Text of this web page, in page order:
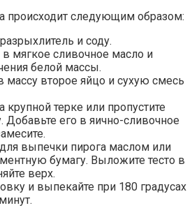
происходит следующим образом:
и соду.
мягкое сливочное масло и
белой массы.
массу второе яйцо и сухую смесь
крупной терке или пропустите
Добавьте его в яично-сливочное
выпечки пирога маслом или
бумагу. Выложите тесто в
верх.
и выпекайте при 180 градусах